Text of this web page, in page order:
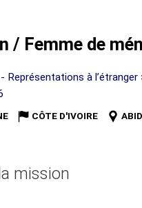
/ Femme de
à l’étranger
CÔTE D'IVOIRE
mission